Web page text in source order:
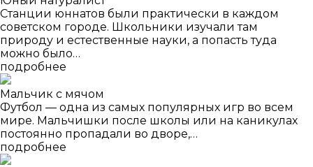
Станции юннатов были практически в каждом
советском городе. Школьники изучали там
природу и естественные науки, а попасть туда
можно было…
подробнее
Мальчик с мячом
Футбол — одна из самых популярных игр во всем
мире. Мальчишки после школы или на каникулах
постоянно пропадали во дворе,…
подробнее